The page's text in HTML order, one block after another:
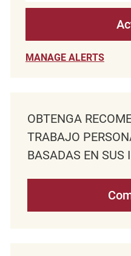
MANAGE ALERTS
OBTENGA
TRABAJO
BASADAS EN SUS